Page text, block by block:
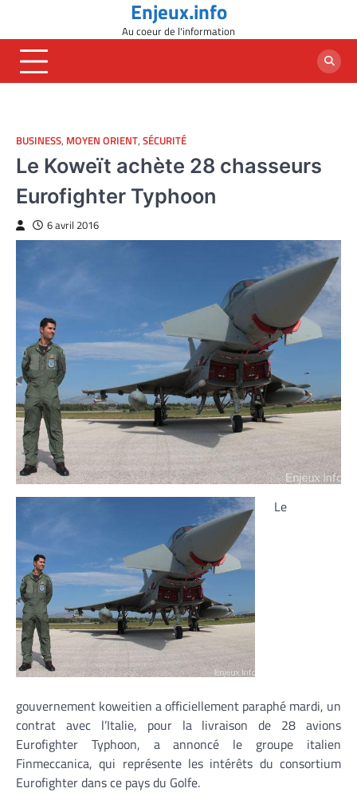
content
Enjeux.info
Au coeur de l'information
BUSINESS, MOYEN ORIENT, SÉCURITÉ
Le Koweït achète 28 chasseurs
Eurofighter Typhoon
6 avril 2016
Le
gouvernement koweitien a officiellement paraphé mardi, un
contrat avec l’Italie, pour la livraison de 28 avions
Eurofighter Typhoon, a annoncé le groupe italien
Finmeccanica, qui représente les intérêts du consortium
Eurofighter dans ce pays du Golfe.